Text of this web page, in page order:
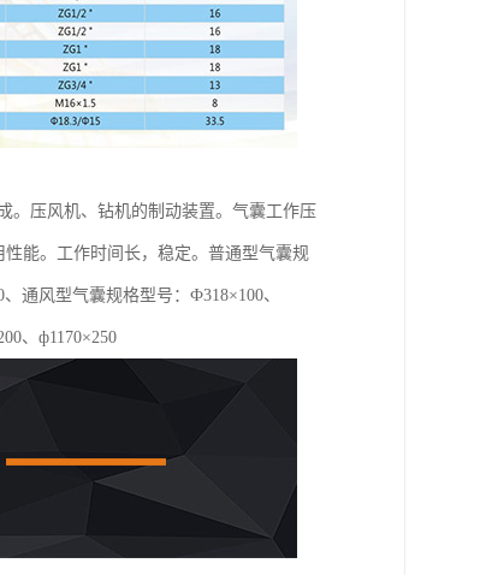
。压风机、钻机的制动装置。气囊工作压
能。工作时间长，稳定。普通型气囊规
通风型气囊规格型号：Ф318×100、
、ф1170×250